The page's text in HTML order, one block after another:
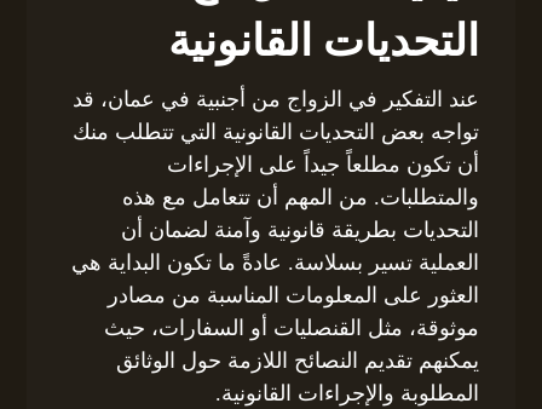
التحديات القانونية
عند التفكير في الزواج من أجنبية في عمان، قد
تواجه بعض التحديات القانونية التي تتطلب منك
أن تكون مطلعاً جيداً على الإجراءات
والمتطلبات. من المهم أن تتعامل مع هذه
التحديات بطريقة قانونية وآمنة لضمان أن
العملية تسير بسلاسة. عادةً ما تكون البداية هي
العثور على المعلومات المناسبة من مصادر
موثوقة، مثل القنصليات أو السفارات، حيث
يمكنهم تقديم النصائح اللازمة حول الوثائق
المطلوبة والإجراءات القانونية.